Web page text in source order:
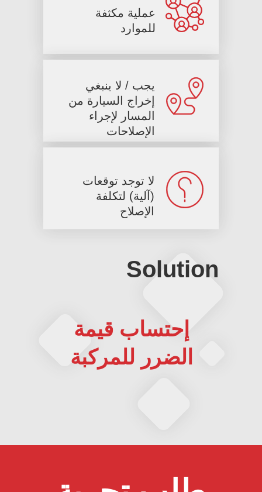
Solutions for Carsharing
عملية مكثفة
للموارد
يجب / لا ينبغي
إخراج السيارة من
المسار لإجراء
الإصلاحات
لا توجد توقعات
(آلية) لتكلفة
الإصلاح
إحتساب قيمة
الضرر للمركبة
Solution